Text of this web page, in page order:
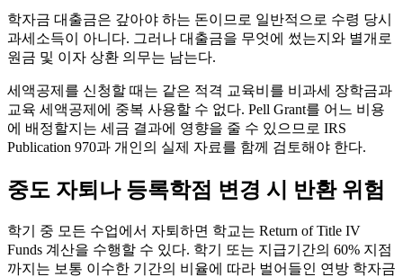
학자금 대출금은 갚아야 하는 돈이므로 일반적으로 수령 당시
과세소득이 아니다. 그러나 대출금을 무엇에 썼는지와 별개로
원금 및 이자 상환 의무는 남는다.
세액공제를 신청할 때는 같은 적격 교육비를 비과세 장학금과
교육 세액공제에 중복 사용할 수 없다. Pell Grant를 어느 비용
에 배정할지는 세금 결과에 영향을 줄 수 있으므로 IRS
Publication 970과 개인의 실제 자료를 함께 검토해야 한다.
중도 자퇴나 등록학점 변경 시 반환 위험
학기 중 모든 수업에서 자퇴하면 학교는 Return of Title IV
Funds 계산을 수행할 수 있다. 학기 또는 지급기간의 60% 지점
까지는 보통 이수한 기간의 비율에 따라 벌어들인 연방 학자금